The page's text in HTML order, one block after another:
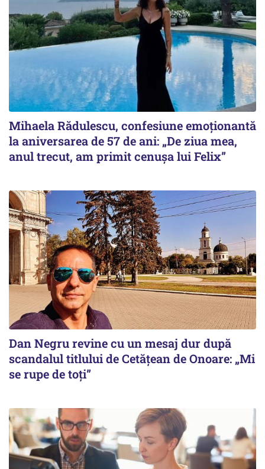
Mihaela Rădulescu, confesiune emoționantă
la aniversarea de 57 de ani: „De ziua mea,
anul trecut, am primit cenușa lui Felix”
Dan Negru revine cu un mesaj dur după
scandalul titlului de Cetățean de Onoare: „Mi
se rupe de toți”